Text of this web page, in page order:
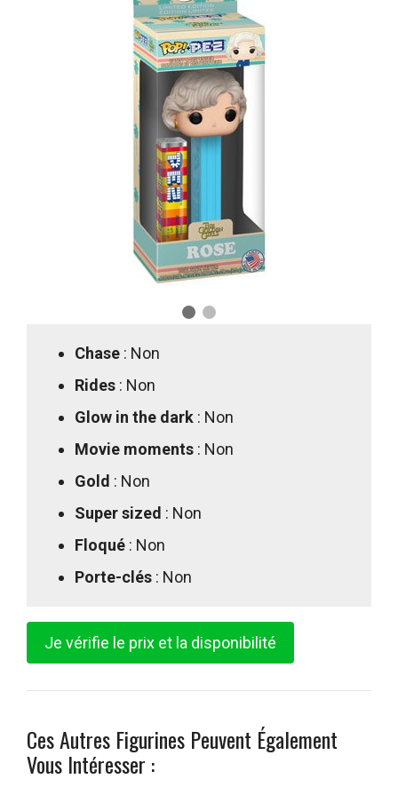
Chase : Non
Rides : Non
Glow in the dark : Non
Movie moments : Non
Gold : Non
Super sized : Non
Floqué : Non
Porte-clés : Non
Je vérifie le prix et la disponibilité
Ces Autres Figurines Peuvent Également
Vous Intéresser :